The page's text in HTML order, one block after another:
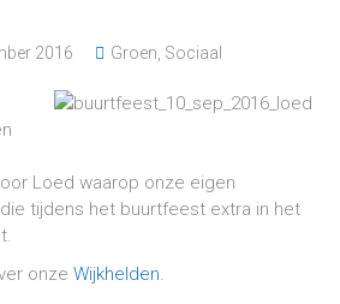
2016 Groen Sociaal
Loed waarop onze eigen
tijdens het buurtfeest extra in het
onzeWijkhelden.